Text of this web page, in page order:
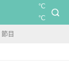
°C
°C
節目